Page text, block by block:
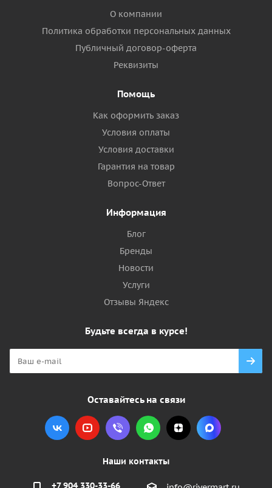
О компании
Политика обработки персональных данных
Публичный договор-оферта
Реквизиты
Помощь
Как оформить заказ
Условия оплаты
Условия доставки
Гарантия на товар
Вопрос-Ответ
Информация
Блог
Бренды
Новости
Услуги
Отзывы Яндекс
Будьте всегда в курсе!
Оставайтесь на связи
Наши контакты
+7 904 330-33-66